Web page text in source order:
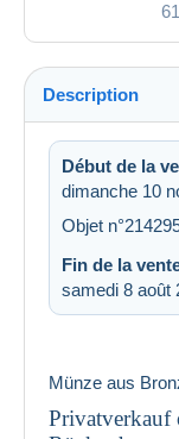
Description
Début de la
dimanche 10
Objet
Fin de la
samedi 8 août
Münze aus
Privatverkauf